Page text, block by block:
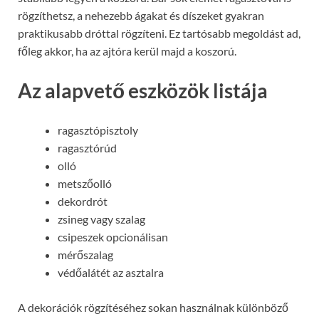
rögzíthetsz, a nehezebb ágakat és díszeket gyakran
praktikusabb dróttal rögzíteni. Ez tartósabb megoldást ad,
főleg akkor, ha az ajtóra kerül majd a koszorú.
Az alapvető eszközök listája
ragasztópisztoly
ragasztórúd
olló
metszőolló
dekordrót
zsineg vagy szalag
csipeszek opcionálisan
mérőszalag
védőalátét az asztalra
A dekorációk rögzítéséhez sokan használnak különböző